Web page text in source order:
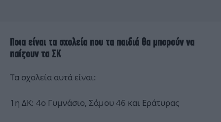
Ποια είναι τα σχολεία που τα παιδιά θα μπορούν να
παίζουν τα ΣΚ
Τα σχολεία αυτά είναι:
1η ΔΚ: 4ο Γυμνάσιο, Σάμου 46 και Εράτυρας